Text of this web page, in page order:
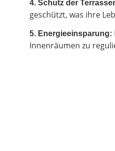
4. Schutz der
geschützt, was ihre
5. Energieeinsparung:
Innenräumen zu